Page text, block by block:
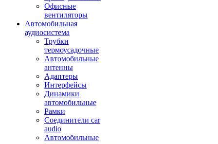
Офисные
вентиляторы
Автомобильная
аудиосистема
Трубки
термоусадочные
Автомобильные
антенны
Адаптеры
Интерфейсы
Динамики
автомобильные
Рамки
Соединители car
audio
Автомобильные